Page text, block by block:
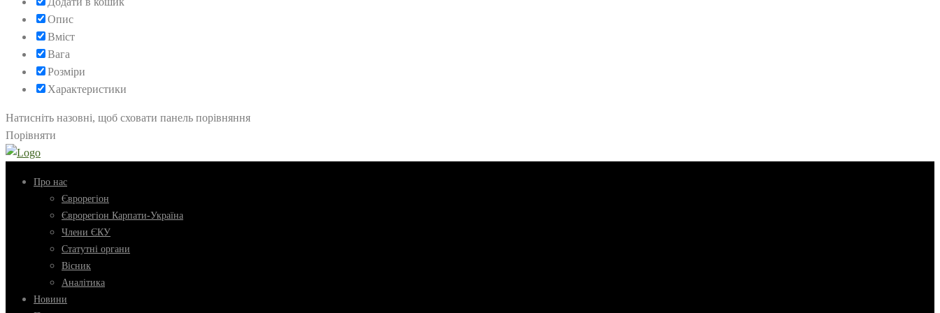
Опис
Вміст
Вага
Розміри
Характеристики
Натисніть назовні, щоб сховати панель порівняння
Порівняти
Про нас
Єврорегіон
Єврорегіон Карпати-Україна
Члени ЄКУ
Статутні органи
Вісник
Аналітика
Новини